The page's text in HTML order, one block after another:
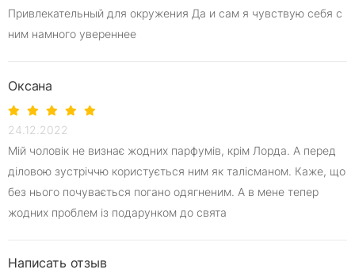
Привлекательный для окружения Да и сам я чувствую себя с
ним намного увереннее
Оксана
24.12.2022
Мій чоловік не визнає жодних парфумів, крім Лорда. А перед
діловою зустріччю користується ним як талісманом. Каже, що
без нього почувається погано одягненим. А в мене тепер
жодних проблем із подарунком до свята
Написать отзыв